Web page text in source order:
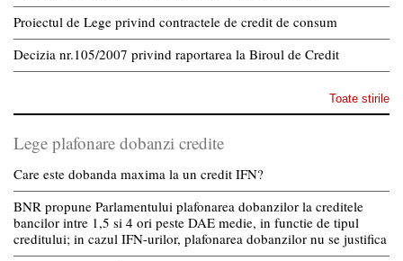
Proiectul de Lege privind contractele de credit de consum
Decizia nr.105/2007 privind raportarea la Biroul de Credit
Toate stirile
Lege plafonare dobanzi credite
Care este dobanda maxima la un credit IFN?
BNR propune Parlamentului plafonarea dobanzilor la creditele
bancilor intre 1,5 si 4 ori peste DAE medie, in functie de tipul
creditului; in cazul IFN-urilor, plafonarea dobanzilor nu se justifica